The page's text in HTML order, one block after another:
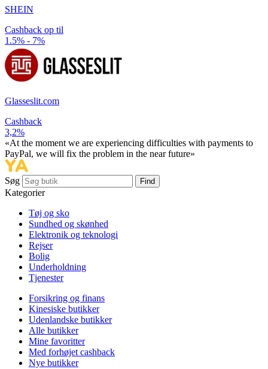
SHEIN
Cashback op til
1.5% - 7%
Glasseslit.com
Cashback
3,2%
«At the moment we are experiencing difficulties with payments to
PayPal, we will fix the problem in the near future»
Søg Find
Kategorier
Tøj og sko
Sundhed og skønhed
Elektronik og teknologi
Rejser
Bolig
Underholdning
Tjenester
Forsikring og finans
Kinesiske butikker
Udenlandske butikker
Alle butikker
Mine favoritter
Med forhøjet cashback
Nye butikker